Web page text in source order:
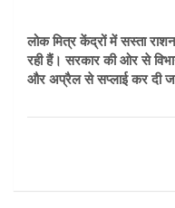
लोक मित्र केंद्रों में सस्ता
रही हैं। सरकार की ओर से
और अप्रैल से सप्लाई कर दी